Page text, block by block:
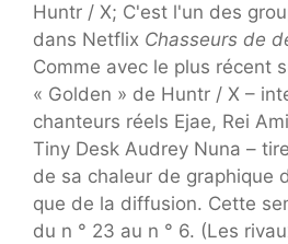
Huntr / X; C'est l'un des
dans Netflix Chasseurs de
Comme avec le plus récent
« Golden » de Huntr / X –
chanteurs réels Ejae, Rei
Tiny Desk Audrey Nuna –
de sa chaleur de graphique
que de la diffusion. Cette
du n ° 23 au n ° 6. (Les